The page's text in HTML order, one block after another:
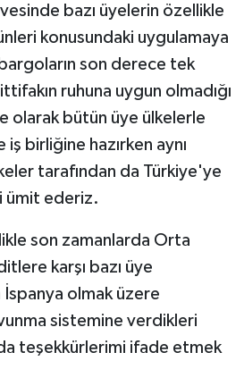
bazı üyelerin özellikle
konusundaki uygulamaya
son derece tek
ruhuna uygun olmadığı
olarak bütün üye ülkelerle
birliğine hazırken aynı
tarafından da Türkiye'ye
ümit ederiz.
son zamanlarda Orta
karşı bazı üye
olmak üzere
sistemine verdikleri
teşekkürlerimi ifade etmek